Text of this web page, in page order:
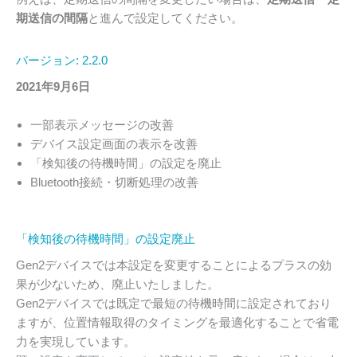
期送信の間隔と進んで設定してください。
バージョン: 2.2.0
2021年9月6日
一部表示メッセージの改善
デバイス設定画面の表示を改善
「検知後の待機時間」の設定を廃止
Bluetooth接続・切断処理の改善
「検知後の待機時間」の設定廃止
Gen2デバイスでは本設定を変更することによるプラスの効
果が少ないため、廃止いたしました。
Gen2デバイスでは既定で最短の待機時間に設定されており
ますが、位置情報取得のタイミングを最適化することで省電
力を実現しています。